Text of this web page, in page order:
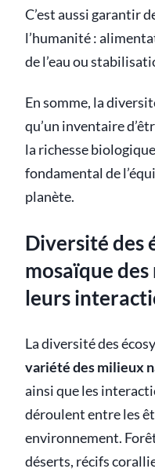
C’est aussi garantir
l’humanité :
de l’eau ou
En somme, la
qu’un inventaire
la richesse
fondamental de
planète.
Diversité des
mosaïque
leurs
La diversité des
variété des milieux
ainsi que les
déroulent entre les
environnement.
déserts, récifs